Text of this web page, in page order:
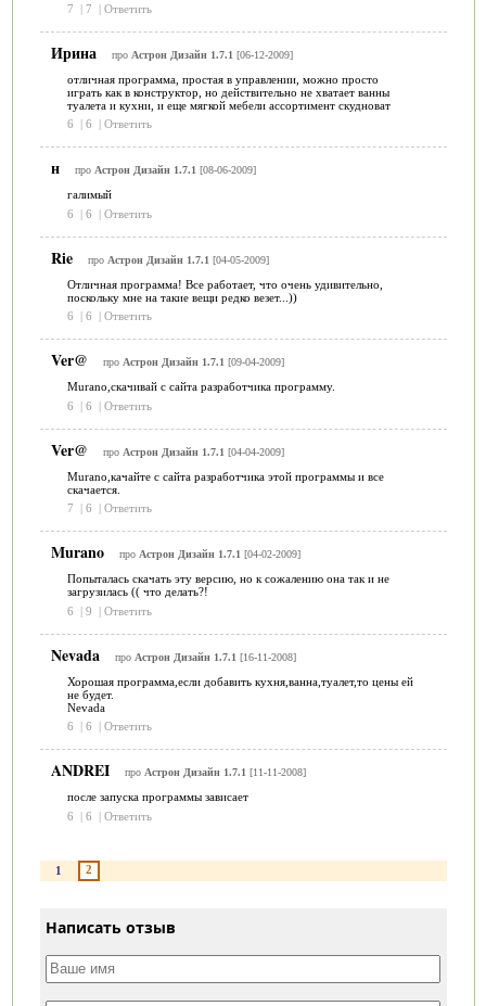
7
| 7 | Ответить
Ирина про Астрон Дизайн 1.7.1 [06-12-2009]
отличная программа, простая в управлении, можно просто
играть как в конструктор, но действительно не хватает ванны
туалета и кухни, и еще мягкой мебели ассортимент скудноват
6
| 6 | Ответить
н про Астрон Дизайн 1.7.1 [08-06-2009]
галимый
6
| 6 | Ответить
Rie про Астрон Дизайн 1.7.1 [04-05-2009]
Отличная программа! Все работает, что очень удивительно,
поскольку мне на такие вещи редко везет...))
6
| 6 | Ответить
Ver@ про Астрон Дизайн 1.7.1 [09-04-2009]
Murano,скачивай с сайта разработчика программу.
6
| 6 | Ответить
Ver@ про Астрон Дизайн 1.7.1 [04-04-2009]
Murano,качайте с сайта разработчика этой программы и все
скачается.
7
| 6 | Ответить
Murano про Астрон Дизайн 1.7.1 [04-02-2009]
Попыталась скачать эту версию, но к сожалению она так и не
загрузилась (( что делать?!
6
| 9 | Ответить
Nevada про Астрон Дизайн 1.7.1 [16-11-2008]
Хорошая программа,если добавить кухня,ванна,туалет,то цены ей
не будет.
Nevada
6
| 6 | Ответить
ANDREI про Астрон Дизайн 1.7.1 [11-11-2008]
после запуска программы зависает
6
| 6 | Ответить
1 2
Написать отзыв